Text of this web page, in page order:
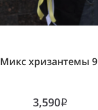
Микс хризантемы 9
3,590i